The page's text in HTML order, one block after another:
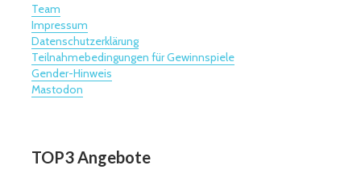
Team
Impressum
Datenschutzerklärung
Teilnahmebedingungen für Gewinnspiele
Gender-Hinweis
Mastodon
TOP3 Angebote